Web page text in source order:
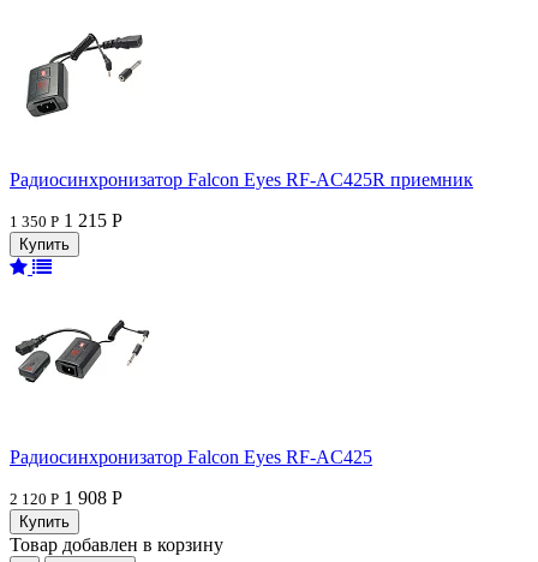
Радиосинхронизатор Falcon Eyes RF-AC425R приемник
1 350 Р 1 215 Р
Радиосинхронизатор Falcon Eyes RF-AC425
2 120 Р 1 908 Р
Товар добавлен в корзину